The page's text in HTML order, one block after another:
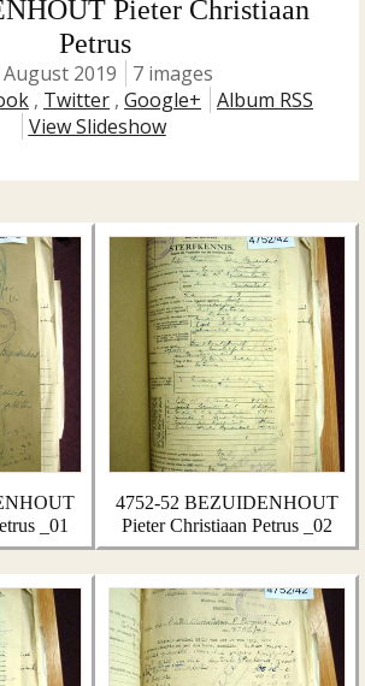
Pieter Christiaan
Petrus
August 2019
7 images
, Twitter , Google+
Album RSS
View Slideshow
_01
4752-52 BEZUIDENHOUT
Pieter Christiaan Petrus _02